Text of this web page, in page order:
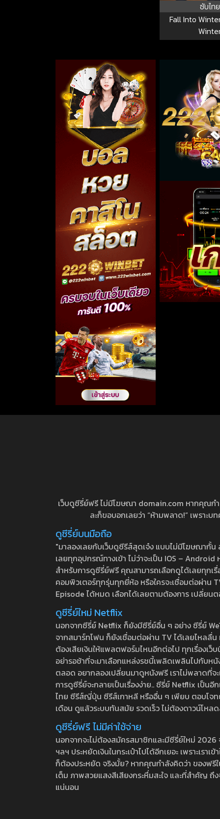
ซับไทย
Fall Into
เว็บดูซีรี่ย์ฟรี ไม่มีโฆษณา domain.com หากคุณก
ละก็ขอบอกเลยว่า “ห้ามพลาด!” เพราะ
ดูซีรี่ย์บนมือถือ
"มาลองเลยกับเว็บดูซีรีส์สุดเจ๋ง แบบไม่มีโฆษณากั้
เลยทุกอุปกรณ์ทางเข้า ไม่ว่าจะเป็น IOS –
สำหรับการดูซีรี่ย์ฟรี คุณสามารถเลือกดูได้เลยทุกเ
คอมพิวเตอร์ทุกรุ่นทุกยี่ห้อ หรือใครจะเชื่อมต่อผ่าน
Episode ได้หมด เลือกได้เลยตามต้องการ เปลี่ยน
ดูซีรี่ย์ใหม่ Netflix
นอกจากซีรี่ย์ Netflix ก็ยังมีซีรี่ย์อื่น ๆ อย่าง ซีรี่ย์
จากสมาร์ทโฟน ก็ยังเชื่อมต่อผ่าน TV ได้เลยไหลลื่
ต้องเสียเงินให้แพลตฟอร์มไหนอีกต่อไป ทุกเรื่องเว็
อย่ารอช้าที่จะมาเลือกแหล่งรชนี้เพลิดเพลินไปกับห
ตลอด อยากลองเปลี่ยนมาดูหนังฟรี เราไม่พลาดที่
การดูซีรี่ย์จะกลายเป็นเรื่องง่าย.. ซีรี่ย์ Netflix เป็น
ไทย ซีรีส์ญี่ปุ่น ซีรีส์เกาหลี หรืออื่น ๆ เพียบ ตอบโจท
เดือน ดูแล้วระบบทันสมัย รวดเร็ว ไม่ต้องดาวน์โห
ดูซีรี่ย์ฟรี ไม่มีค่าใช้จ่าย
นอกจากจะไม่ต้องสมัครสมาชิกและมีซีรี่ย์ใหม่
ฯลฯ ประหยัดเงินในกระเป๋าไปได้อีกเยอะ เพราะเร
ก็ต้องประหยัด จริงมั้ย? หากคุณกำลังคิดว่า ของฟ
เต็ม ภาพสวยแสงสีเสียงกระหึ่มสะใจ และที่สำคัญ
แน่นอน